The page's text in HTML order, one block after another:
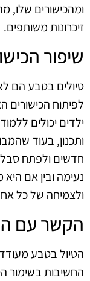
ומהכישורים שלו,
זיכרונות משותפים.
שיפור
טיולים בטבע הם
לפיתוח
ילדים יכולים
ותכנון, בעוד
חדשים ולפתח
נעימה ובין אם
ולצמיחה של כל
הקשר עם
הטיול בטבע
החשיבות בשימור